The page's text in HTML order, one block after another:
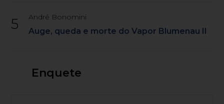
5 André Bonomini
Auge, queda e morte do Vapor Blumenau II
Enquete